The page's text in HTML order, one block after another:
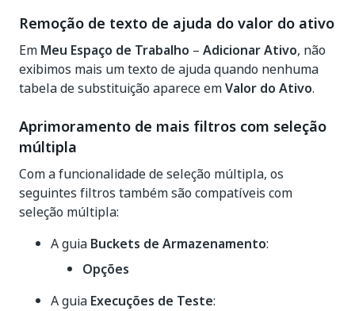
Remoção de texto de ajuda do valor do ativo
Em Meu Espaço de Trabalho – Adicionar Ativo, não
exibimos mais um texto de ajuda quando nenhuma
tabela de substituição aparece emValor do Ativo.
Aprimoramento de mais filtros com seleção
múltipla
Com a funcionalidade de seleção múltipla, os
seguintes filtros também são compatíveis com
seleção múltipla:
A guia Buckets de Armazenamento:
Opções
A guia Execuções de Teste: